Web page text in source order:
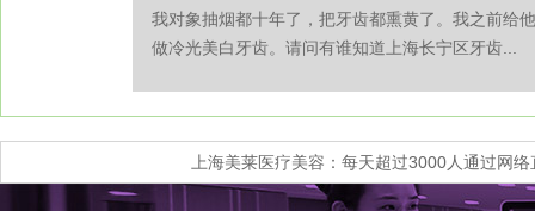
我对象抽烟都十年了，把牙齿都熏黄了。我之前给
做冷光美白牙齿。请问有谁知道上海长宁区牙齿...
上海美莱医疗美容：每天超过3000人通过网